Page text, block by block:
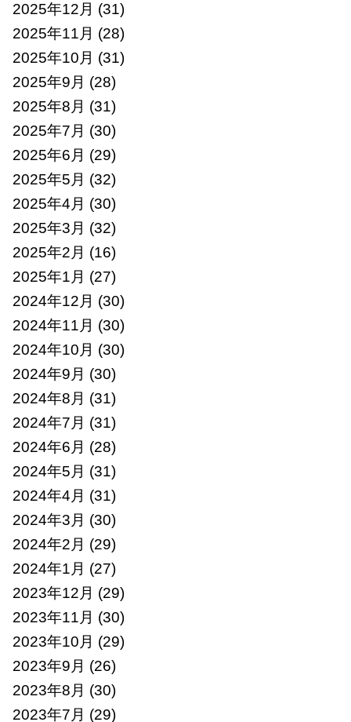
2025年12月 (31)
2025年11月 (28)
2025年10月 (31)
2025年9月 (28)
2025年8月 (31)
2025年7月 (30)
2025年6月 (29)
2025年5月 (32)
2025年4月 (30)
2025年3月 (32)
2025年2月 (16)
2025年1月 (27)
2024年12月 (30)
2024年11月 (30)
2024年10月 (30)
2024年9月 (30)
2024年8月 (31)
2024年7月 (31)
2024年6月 (28)
2024年5月 (31)
2024年4月 (31)
2024年3月 (30)
2024年2月 (29)
2024年1月 (27)
2023年12月 (29)
2023年11月 (30)
2023年10月 (29)
2023年9月 (26)
2023年8月 (30)
2023年7月 (29)